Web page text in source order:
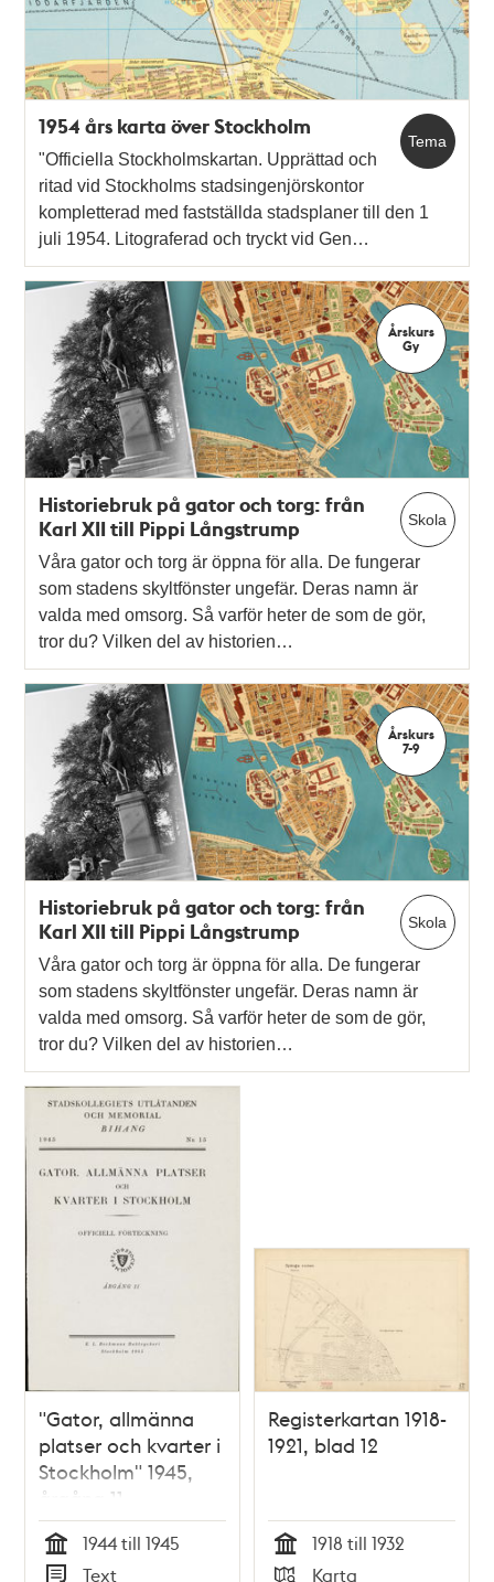
Tema
1954 års karta över Stockholm
"Officiella Stockholmskartan. Upprättad och
ritad vid Stockholms stadsingenjörskontor
kompletterad med fastställda stadsplaner till den 1
juli 1954. Litograferad och tryckt vid Gen…
Årskurs
Gy
Skola
Historiebruk på gator och torg: från
Karl XII till Pippi Långstrump
Våra gator och torg är öppna för alla. De fungerar
som stadens skyltfönster ungefär. Deras namn är
valda med omsorg. Så varför heter de som de gör,
tror du? Vilken del av historien…
Årskurs
7-9
Skola
Historiebruk på gator och torg: från
Karl XII till Pippi Långstrump
Våra gator och torg är öppna för alla. De fungerar
som stadens skyltfönster ungefär. Deras namn är
valda med omsorg. Så varför heter de som de gör,
tror du? Vilken del av historien…
"Gator, allmänna
platser och kvarter i
Stockholm" 1945,
årgång 11
Tid
1944 till 1945
Text
Registerkartan 1918-
1921, blad 12
Tid
1918 till 1932
Karta